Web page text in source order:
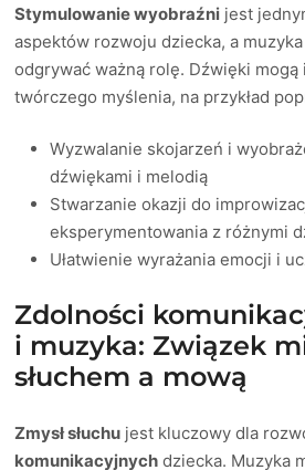
Stymulowanie wyobraźni jest
aspektów rozwoju dziecka, a
odgrywać ważną rolę. Dźwięki mogą
twórczego myślenia, na przykład
Wyzwalanie skojarzeń i
dźwiękami i melodią
Stwarzanie okazji do
eksperymentowania z różnymi
Ułatwienie wyrażania emocji i
Zdolności
i muzyka: Związek
słuchem a mową
Zmysł słuchu jest kluczowy dla
komunikacyjnych dziecka. Muzyka